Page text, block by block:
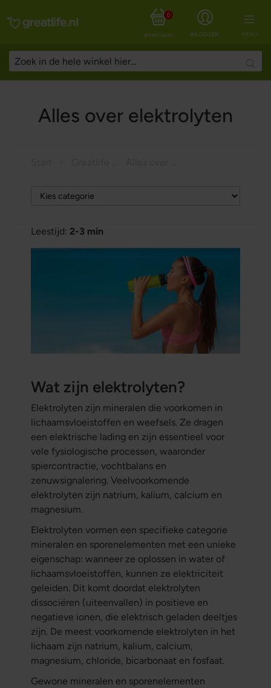
MENU
INLOGGEN
WINKELWAGEN
0
Alles over elektrolyten
Leestijd: 2-3 min
Wat zijn elektrolyten?
Elektrolyten zijn mineralen die voorkomen in
lichaamsvloeistoffen en weefsels. Ze dragen
een elektrische lading en zijn essentieel voor
vele fysiologische processen, waaronder
spiercontractie, vochtbalans en
zenuwsignalering. Veelvoorkomende
elektrolyten zijn natrium, kalium, calcium en
magnesium.
Elektrolyten vormen een specifieke categorie
mineralen en sporenelementen met een unieke
eigenschap: wanneer ze oplossen in water of
lichaamsvloeistoffen, kunnen ze elektriciteit
geleiden. Dit komt doordat elektrolyten
dissociëren (uiteenvallen) in positieve en
negatieve ionen, die elektrisch geladen deeltjes
zijn. De meest voorkomende elektrolyten in het
lichaam zijn natrium, kalium, calcium,
magnesium, chloride, bicarbonaat en fosfaat.
Gewone mineralen en sporenelementen